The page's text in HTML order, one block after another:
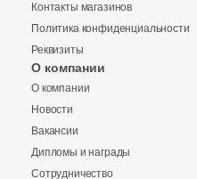
Купить в 1 клик
Контакты магазинов
Политика конфиденциальности
Реквизиты
О компании
О компании
Новости
Вакансии
Дипломы и награды
Сотрудничество